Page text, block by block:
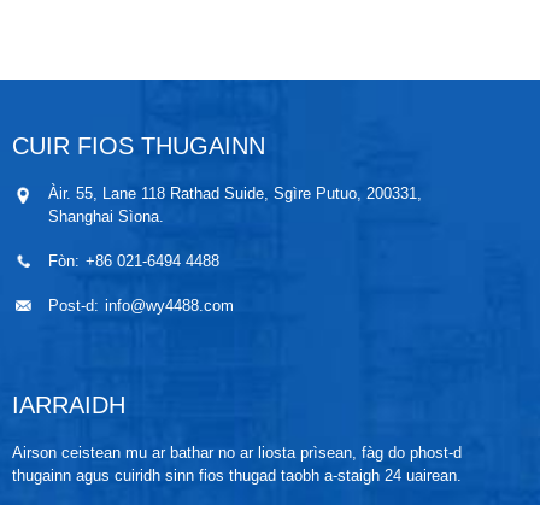
CUIR FIOS THUGAINN
Àir. 55, Lane 118 Rathad Suide, Sgìre Putuo, 200331,
Shanghai Sìona.
Fòn: +86 021-6494 4488
Post-d: info@wy4488.com
IARRAIDH
Airson ceistean mu ar bathar no ar liosta prìsean, fàg do phost-d
thugainn agus cuiridh sinn fios thugad taobh a-staigh 24 uairean.